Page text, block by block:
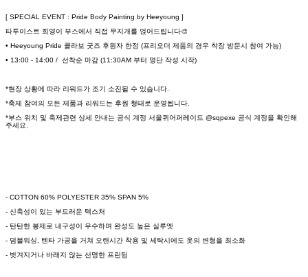
[ SPECIAL EVENT : Pride Body Painting by Heeyoung ]
타투이스트 희영이 부스에서 직접 무지개를 얹어드립니다🎨
• Heeyoung Pride 콜라보 굿즈 후원자 한정 (프리오더 제품의 경우 착장 방문시 참여 가능)
• 13:00 - 14:00 / 선착순 마감 (11:30AM 부터 명단 작성 시작)
*현장 상황에 따라 리워드가 조기 소진될 수 있습니다.
*축제 참여의 모든 제품과 리워드는 후원 형태로 운영됩니다.
*부스 위치 및 축제관련 상세 안내는 공식 계정 서울퀴어퍼레이드 @sqpexe 공식 계정을 확인해
주세요.
- COTTON 60% POLYESTER 35% SPAN 5%
- 신축성이 있는 부드러운 텍스처
- 탄탄한 봉제로 내구성이 우수하며 완성도 높은 실루엣
- 덤블워싱, 텐타 가공을 거쳐 오랜시간 착용 및 세탁시에도 옷의 변형을 최소화
- 벗겨지거나 바래지 않는 선명한 프린팅